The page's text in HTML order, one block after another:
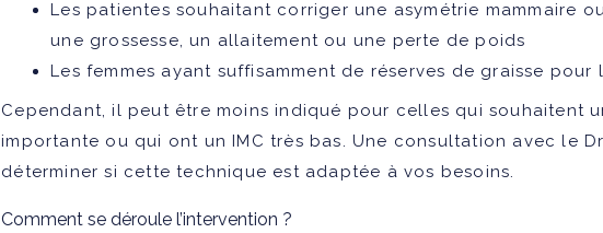
Les patientes souhaitant corriger une asymétrie mammaire
une grossesse, un allaitement ou une perte de poids
Les femmes ayant suffisamment de réserves de graisse pour
Cependant, il peut être moins indiqué pour celles qui souhaitent
importante ou qui ont un IMC très bas. Une consultation avec le
déterminer si cette technique est adaptée à vos besoins.
Comment se déroule l’intervention ?